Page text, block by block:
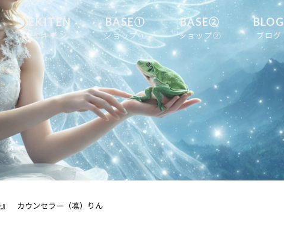
EKITEN
エキテン
BASE①
ショップ①
BASE②
ショップ②
BLOG
ブログ
』 カウンセラー（凛）りん